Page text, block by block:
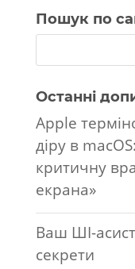
Пошук по
Останні
Apple
діру в
критичну
екрана»
Ваш ШІ-
секрети